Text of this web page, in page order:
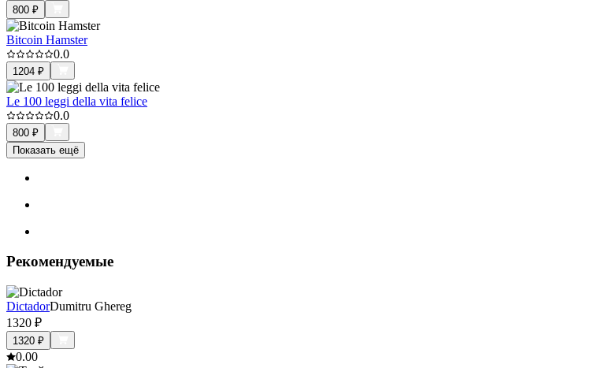
800 ₽
Bitcoin Hamster
0.0
1204 ₽
Le 100 leggi della vita felice
0.0
800 ₽
Показать ещё
Рекомендуемые
DictadorDumitru Ghereg
1320 ₽
1320 ₽
0.00